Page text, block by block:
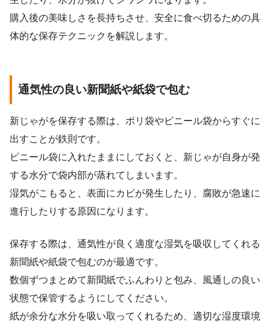
購入後の美味しさを長持ちさせ、安全に食べ切るための具
体的な保存テクニックを解説します。
通気性の良い新聞紙や紙袋で包む
新じゃがを保存する際は、ポリ袋やビニール袋からすぐに
出すことが鉄則です。
ビニール袋に入れたままにしておくと、新じゃが自身が発
する水分で袋内部が蒸れてしまいます。
湿気がこもると、表面にカビが発生したり、腐敗が急速に
進行したりする原因になります。
保存する際は、通気性が良く適度な湿気を吸収してくれる
新聞紙や紙袋で包むのが最適です。
数個ずつまとめて新聞紙でふんわりと包み、風通しの良い
状態で保管するようにしてください。
紙が余分な水分を吸い取ってくれるため、適切な湿度環境